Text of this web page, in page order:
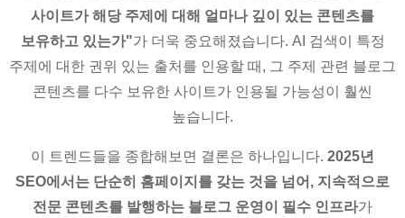
사이트가 해당 주제에 대해 얼마나 깊이 있는 콘텐츠를
보유하고 있는가"가 더욱 중요해졌습니다. AI 검색이 특정
주제에 대한 권위 있는 출처를 인용할 때, 그 주제 관련 블로그
콘텐츠를 다수 보유한 사이트가 인용될 가능성이 훨씬
높습니다.
이 트렌드들을 종합해보면 결론은 하나입니다. 2025년
SEO에서는 단순히 홈페이지를 갖는 것을 넘어, 지속적으로
전문 콘텐츠를 발행하는 블로그 운영이 필수 인프라가